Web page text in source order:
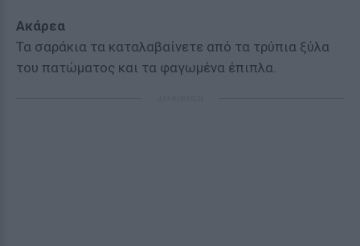
Ακάρεα
Τα σαράκια τα καταλαβαίνετε από τα τρύπια ξύλα
του πατώματος και τα φαγωμένα έπιπλα.